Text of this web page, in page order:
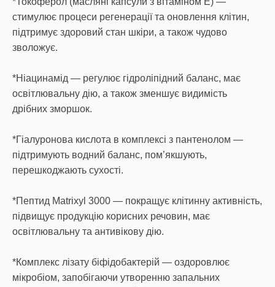
стимулює процеси регенерації та оновлення клітин,
підтримує здоровий стан шкіри, а також чудово
зволожує.
*Ніацинамід — регулює гідроліпідний баланс, має
освітлювальну дію, а також зменшує видимість
дрібних зморшок.
*Гіалуронова кислота в комплексі з пантенолом —
підтримують водний баланс, пом’якшують,
перешкоджають сухості.
*Пептид Matrixyl 3000 — покращує клітинну активність,
підвищує продукцію корисних речовин, має
освітлювальну та антивікову дію.
*Комплекс лізату біфідобактерій — оздоровлює
мікробіом, запобігаючи утворенню запальних